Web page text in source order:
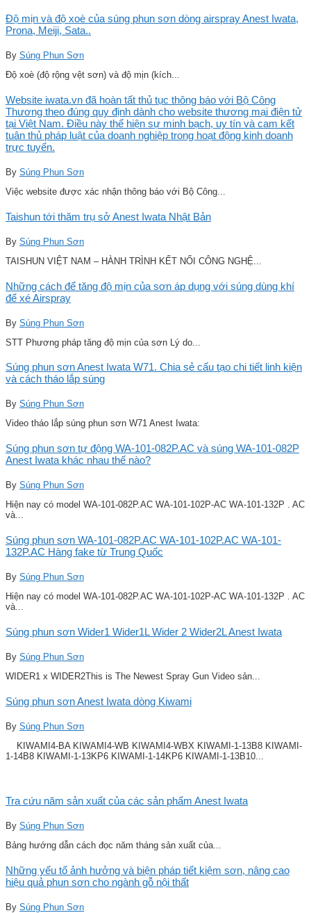
Độ mịn và độ xoè của súng phun sơn dòng airspray Anest Iwata,
Prona, Meiji, Sata..
By Súng Phun Sơn
Độ xoè (độ rộng vệt sơn) và độ mịn (kích...
Website iwata.vn đã hoàn tất thủ tục thông báo với Bộ Công
Thương theo đúng quy định dành cho website thương mại điện tử
tại Việt Nam. Điều này thể hiện sự minh bạch, uy tín và cam kết
tuân thủ pháp luật của doanh nghiệp trong hoạt động kinh doanh
trực tuyến.
By Súng Phun Sơn
Việc website được xác nhận thông báo với Bộ Công...
Taishun tới thăm trụ sở Anest Iwata Nhật Bản
By Súng Phun Sơn
TAISHUN VIỆT NAM – HÀNH TRÌNH KẾT NỐI CÔNG NGHỆ...
Những cách để tăng độ mịn của sơn áp dụng với súng dùng khí
để xé Airspray
By Súng Phun Sơn
STT Phương pháp tăng độ mịn của sơn Lý do...
Súng phun sơn Anest Iwata W71. Chia sẻ cấu tạo chi tiết linh kiện
và cách tháo lắp súng
By Súng Phun Sơn
Video tháo lắp súng phun sơn W71 Anest Iwata:
Súng phun sơn tự động WA-101-082P.AC và súng WA-101-082P
Anest Iwata khác nhau thế nào?
By Súng Phun Sơn
Hiện nay có model WA-101-082P.AC WA-101-102P-AC WA-101-132P . AC
và...
Súng phun sơn WA-101-082P.AC WA-101-102P.AC WA-101-
132P.AC Hàng fake từ Trung Quốc
By Súng Phun Sơn
Hiện nay có model WA-101-082P.AC WA-101-102P-AC WA-101-132P . AC
và...
Súng phun sơn Wider1 Wider1L Wider 2 Wider2L Anest Iwata
By Súng Phun Sơn
WIDER1 x WIDER2This is The Newest Spray Gun Video sản...
Súng phun sơn Anest Iwata dòng Kiwami
By Súng Phun Sơn
KIWAMI4-BA KIWAMI4-WB KIWAMI4-WBX KIWAMI-1-13B8 KIWAMI-
1-14B8 KIWAMI-1-13KP6 KIWAMI-1-14KP6 KIWAMI-1-13B10...
Tra cứu năm sản xuất của các sản phẩm Anest Iwata
By Súng Phun Sơn
Bảng hướng dẫn cách đọc năm tháng sản xuất của...
Những yếu tố ảnh hưởng và biện pháp tiết kiệm sơn, nâng cao
hiệu quả phun sơn cho ngành gỗ nội thất
By Súng Phun Sơn